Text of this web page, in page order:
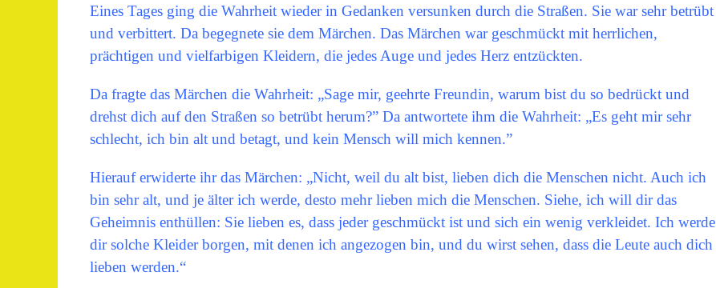
Eines Tages ging die Wahrheit wieder in Gedanken versunken durch die Straßen. Sie war sehr betrübt
und verbittert. Da begegnete sie dem Märchen. Das Märchen war geschmückt mit herrlichen,
prächtigen und vielfarbigen Kleidern, die jedes Auge und jedes Herz entzückten.
Da fragte das Märchen die Wahrheit: „Sage mir, geehrte Freundin, warum bist du so bedrückt und
drehst dich auf den Straßen so betrübt herum?” Da antwortete ihm die Wahrheit: „Es geht mir sehr
schlecht, ich bin alt und betagt, und kein Mensch will mich kennen.”
Hierauf erwiderte ihr das Märchen: „Nicht, weil du alt bist, lieben dich die Menschen nicht. Auch ich
bin sehr alt, und je älter ich werde, desto mehr lieben mich die Menschen. Siehe, ich will dir das
Geheimnis enthüllen: Sie lieben es, dass jeder geschmückt ist und sich ein wenig verkleidet. Ich werde
dir solche Kleider borgen, mit denen ich angezogen bin, und du wirst sehen, dass die Leute auch dich
lieben werden.“